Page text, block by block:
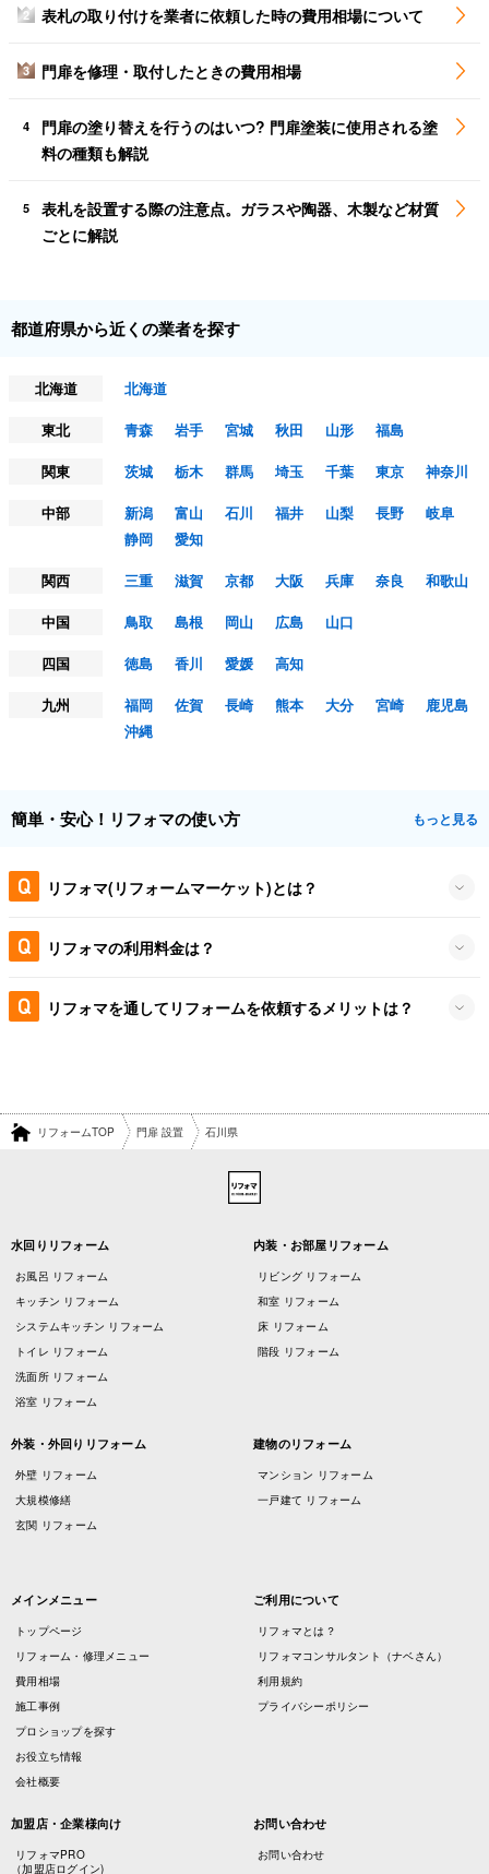
2 表札の取り付けを業者に依頼した時の費用相場について
3 門扉を修理・取付したときの費用相場
4
門扉の塗り替えを行うのはいつ? 門扉塗装に使用される塗
料の種類も解説
5
表札を設置する際の注意点。ガラスや陶器、木製など材質
ごとに解説
都道府県から近くの業者を探す
北海道
北海道
東北
青森 岩手 宮城 秋田 山形
福島
関東
茨城 栃木 群馬 埼玉 千葉 東京
神奈川
中部
新潟 富山 石川 福井 山梨 長野
岐阜
静岡
愛知
関西
三重 滋賀 京都 大阪 兵庫 奈良
和歌山
中国
鳥取 島根 岡山 広島
山口
四国
徳島 香川 愛媛
高知
九州
福岡 佐賀 長崎 熊本 大分 宮崎
鹿児島
沖縄
簡単・安心！リフォマの使い方 もっと見る
リフォマ(リフォームマーケット)とは？
リフォマの利用料金は？
リフォマを通してリフォームを依頼するメリットは？
リフォームTOP 門扉 設置 石川県
水回りリフォーム
お風呂 リフォーム
キッチン リフォーム
システムキッチン リフォーム
トイレ リフォーム
洗面所 リフォーム
浴室 リフォーム
内装・お部屋リフォーム
リビング リフォーム
和室 リフォーム
床 リフォーム
階段 リフォーム
外装・外回りリフォーム
外壁 リフォーム
大規模修繕
玄関 リフォーム
建物のリフォーム
マンション リフォーム
一戸建て リフォーム
メインメニュー
トップページ
リフォーム・修理メニュー
費用相場
施工事例
プロショップを探す
お役立ち情報
会社概要
ご利用について
リフォマとは？
リフォマコンサルタント（ナベさん）
利用規約
プライバシーポリシー
加盟店・企業様向け
リフォマPRO
（加盟店ログイン)
お問い合わせ
お問い合わせ